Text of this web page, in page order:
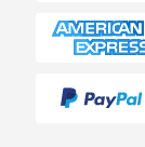
3030 -